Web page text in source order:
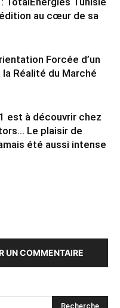
au cœur de sa
Forcée d’un
la Réalité du Marché
est à découvrir chez
Le plaisir de
été aussi intense
UN COMMENTAIRE